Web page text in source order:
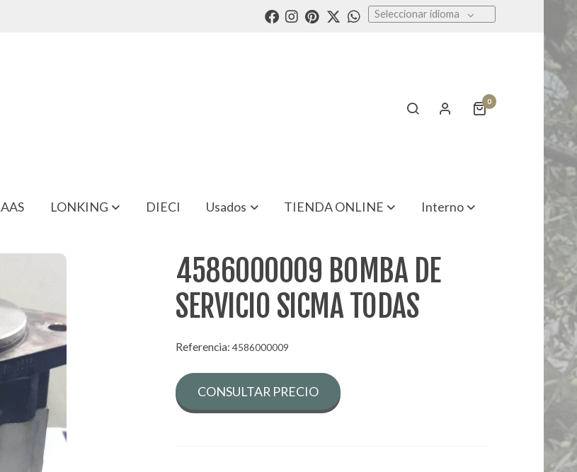
Seleccionar idioma
0
LONKING DIECI Usados TIENDA ONLINE Interno
4586000009 BOMBA DE
SERVICIO SICMA TODAS
Referencia:4586000009
CONSULTAR PRECIO